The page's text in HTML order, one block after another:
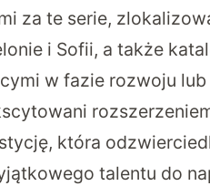
za te serie,
i Sofii, a także
w fazie rozwoju lub
która
talentu do